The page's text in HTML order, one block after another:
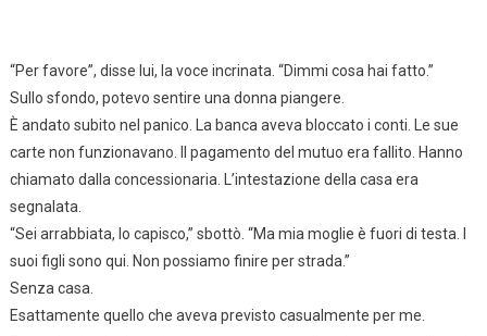
“Per favore”, disse lui, la voce incrinata. “Dimmi cosa hai fatto.”
Sullo sfondo, potevo sentire una donna piangere.
È andato subito nel panico. La banca aveva bloccato i conti. Le sue
carte non funzionavano. Il pagamento del mutuo era fallito. Hanno
chiamato dalla concessionaria. L’intestazione della casa era
segnalata.
“Sei arrabbiata, lo capisco,” sbottò. “Ma mia moglie è fuori di testa. I
suoi figli sono qui. Non possiamo finire per strada.”
Senza casa.
Esattamente quello che aveva previsto casualmente per me.